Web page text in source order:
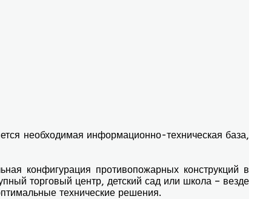
необходимая информационно-техническая база,
конфигурация противопожарных конструкций в
торговый центр, детский сад или школа – везде
технические решения.